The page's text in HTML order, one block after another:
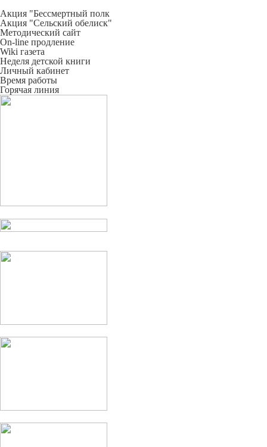
Акция "Бессмертный полк
Акция "Сельский обелиск"
Методический сайт
On-line продление
Wiki газета
Неделя детской книги
Личный кабинет
Время работы
Горячая линия